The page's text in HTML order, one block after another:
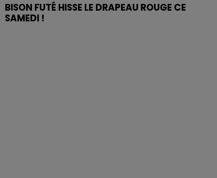
BISON FUTÉ HISSE LE DRAPEAU ROUGE CE
SAMEDI !